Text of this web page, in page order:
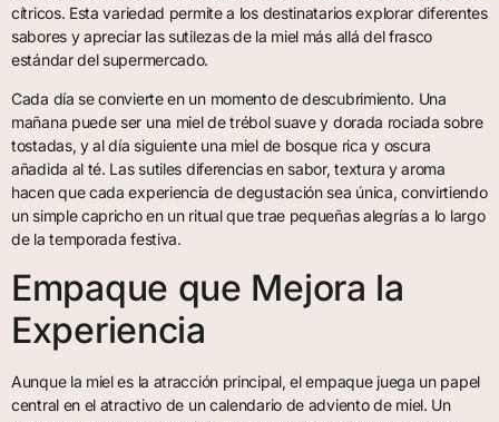
cítricos. Esta variedad permite a los destinatarios explorar diferentes
sabores y apreciar las sutilezas de la miel más allá del frasco
estándar del supermercado.
Cada día se convierte en un momento de descubrimiento. Una
mañana puede ser una miel de trébol suave y dorada rociada sobre
tostadas, y al día siguiente una miel de bosque rica y oscura
añadida al té. Las sutiles diferencias en sabor, textura y aroma
hacen que cada experiencia de degustación sea única, convirtiendo
un simple capricho en un ritual que trae pequeñas alegrías a lo largo
de la temporada festiva.
Empaque que Mejora la
Experiencia
Aunque la miel es la atracción principal, el empaque juega un papel
central en el atractivo de un calendario de adviento de miel. Un